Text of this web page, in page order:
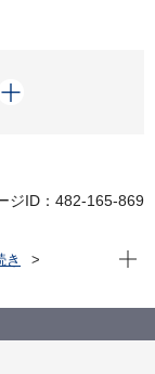
ジID：482-165-869
き
ぐ森を育む」
現在